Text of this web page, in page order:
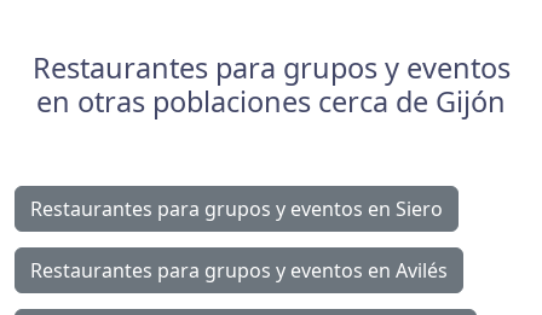
Restaurantes para grupos y eventos
en otras poblaciones cerca de Gijón
Restaurantes para grupos y eventos en Siero
Restaurantes para grupos y eventos en Avilés